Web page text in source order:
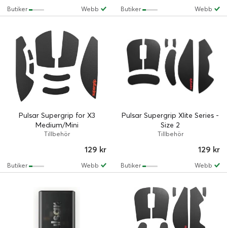
Webb
Butiker Webb
Butiker
Pulsar Supergrip for X3
Medium/Mini
Tillbehör
129 kr
Webb
Butiker
Pulsar Supergrip Xlite Series -
Size 2
Tillbehör
129 kr
Webb
Butiker